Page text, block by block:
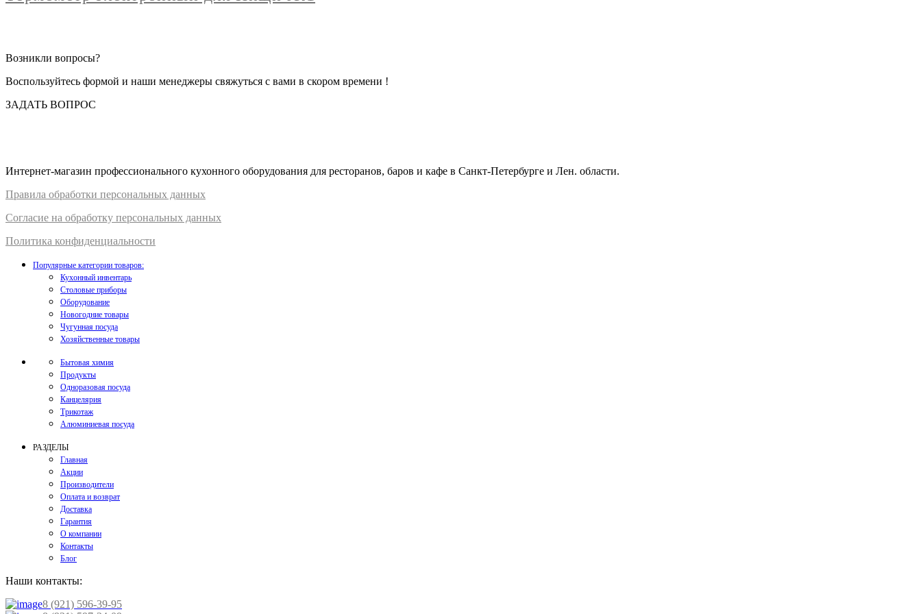
Пищи
Возникли вопросы?
Воспользуйтесь формой и наши менеджеры свяжуться с вами в скором времени !
ЗАДАТЬ ВОПРОС
Интернет-магазин профессионального кухонного оборудования для ресторанов, баров и кафе в Санкт-Петербурге и Лен. области.
Правила обработки персональных данных
Согласие на обработку персональных данных
Политика конфиденциальности
Популярные категории товаров:
Кухонный инвентарь
Столовые приборы
Оборудование
Новогодние товары
Чугунная посуда
Хозяйственные товары
Бытовая химия
Продукты
Одноразовая посуда
Канцелярия
Трикотаж
Алюминиевая посуда
РАЗДЕЛЫ
Главная
Акции
Производители
Оплата и возврат
Доставка
Гарантия
О компании
Контакты
Блог
Наши контакты:
8 (921) 596-39-95